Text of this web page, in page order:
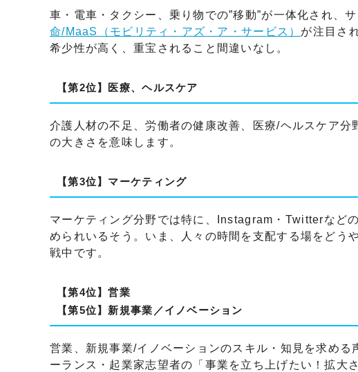
車・電車・タクシー、乗り物での”移動”が一体化され、
命/MaaS（モビリティ・アズ・ア・サービス） が注目さ
希少性が高く、重宝されること間違いなし。
【第2位】医療、ヘルスケア
介護人材の不足、労働者の健康改善、医療/ヘルスケア
の大きさを意味します。
【第3位】マーケティング
マーケティング分野では特に、Instagram・Twitterなどの
められいるそう。いま、人々の時間を支配する場をどう
戦中です。
【第4位】営業
【第5位】新規事業／イノベーション
営業、新規事業/イノベーションのスキル・知見を求める
ーランス・起業家志望者の「事業を立ち上げたい！拡大